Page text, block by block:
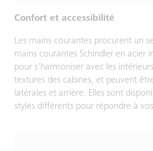
Confort et accessibilité
Les mains courantes procurent un
mains courantes Schindler en acier
pour s'harmoniser avec les
textures des cabines, et peuvent
latérales et arrière. Elles sont
styles différents pour répondre à